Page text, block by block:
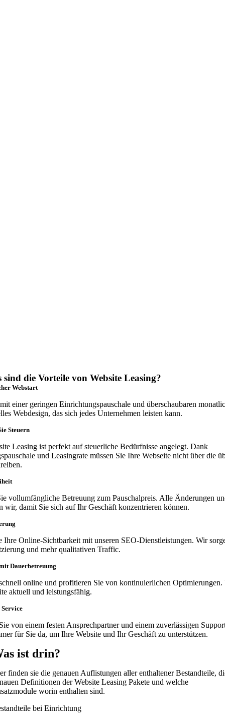
sind die Vorteile von Website Leasing?
Webstart
einer geringen Einrichtungspauschale und überschaubaren
Webdesign, das sich jedes Unternehmen leisten kann.
Steuern
Leasing ist perfekt auf steuerliche Bedürfnisse angelegt. Dank
und Leasingrate müssen Sie Ihre Webseite nicht über die
vollumfängliche Betreuung zum Pauschalpreis. Alle Änderungen
wir, damit Sie sich auf Ihr Geschäft konzentrieren können.
Ihre Online-Sichtbarkeit mit unseren SEO-Dienstleistungen. Wir
und mehr qualitativen Traffic.
Dauerbetreuung
online und profitieren Sie von kontinuierlichen Optimierungen.
aktuell und leistungsfähig.
von einem festen Ansprechpartner und einem zuverlässigen
für Sie da, um Ihre Website und Ihr Geschäft zu unterstützen.
ist drin?
finden sie die genauen Auflistungen aller enthaltener Bestandteile,
Definitionen der Website Leasing Pakete und welche
worin enthalten sind.
bei Einrichtung